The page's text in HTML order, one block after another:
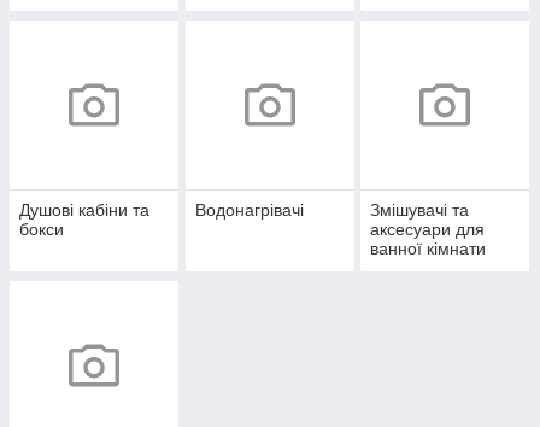
Душові кабіни та
бокси
Водонагрівачі
Змішувачі та
аксесуари для
ванної кімнати